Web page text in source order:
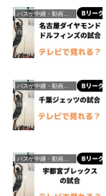
バスケ中継・動画視聴方法
バスケ中継・動画視聴方法
バスケ中継・動画視聴方法